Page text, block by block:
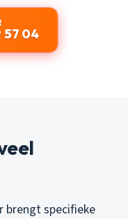
57 04
brengt specifieke